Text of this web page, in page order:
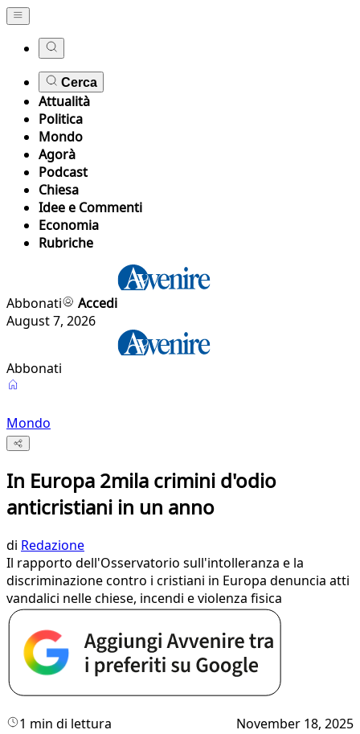
Cerca
Attualità
Politica
Mondo
Agorà
Podcast
Chiesa
Idee e Commenti
Economia
Rubriche
Abbonati
Accedi
August 7, 2026
Abbonati
Mondo
In Europa 2mila crimini d'odio
anticristiani in un anno
di Redazione
Il rapporto dell'Osservatorio sull'intolleranza e la
discriminazione contro i cristiani in Europa denuncia atti
vandalici nelle chiese, incendi e violenza fisica
1 min di lettura November 18, 2025